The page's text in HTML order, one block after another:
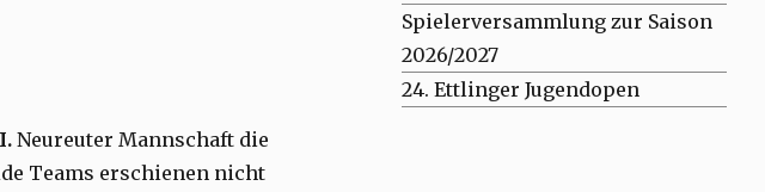
I. Neureuter Mannschaft die
Teams erschienen nicht
Spielerversammlung zur Saison
2026/2027
24. Ettlinger Jugendopen